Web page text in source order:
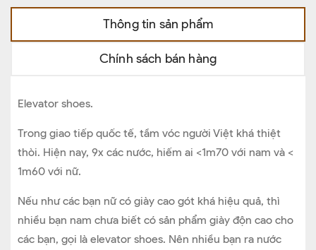
Thông tin sản phẩm
Chính sách bán hàng
Elevator shoes.
Trong giao tiếp quốc tế, tầm vóc người Việt khá thiệt
thòi. Hiện nay, 9x các nước, hiếm ai <1m70 với nam và <
1m60 với nữ.
Nếu như các bạn nữ có giày cao gót khá hiệu quả, thì
nhiều bạn nam chưa biết có sản phẩm giày độn cao cho
các bạn, gọi là elevator shoes. Nên nhiều bạn ra nước